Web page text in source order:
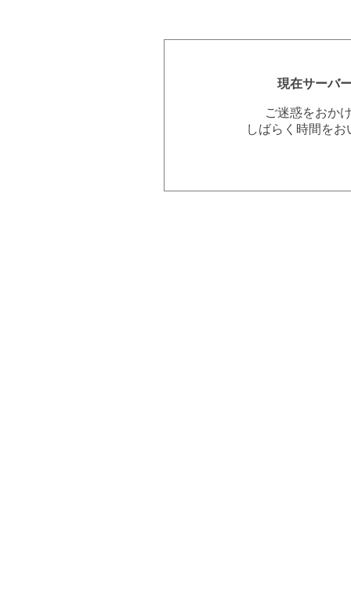
現在サーバ
ご迷惑をおか
しばらく時間を